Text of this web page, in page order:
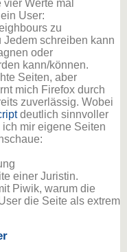
Werte mal
User:
zu
schreiben kann
oder
kann/können.
Seiten, aber
mich Firefox durch
zuverlässig. Wobei
deutlich sinnvoller
mir eigene Seiten
einer Juristin.
Piwik, warum die
die Seite als extrem